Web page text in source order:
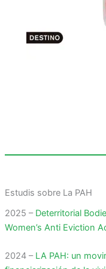
Estudis sobre La PAH
2025 – Deterritorial
Women’s Anti Eviction
2024 – LA PAH: un